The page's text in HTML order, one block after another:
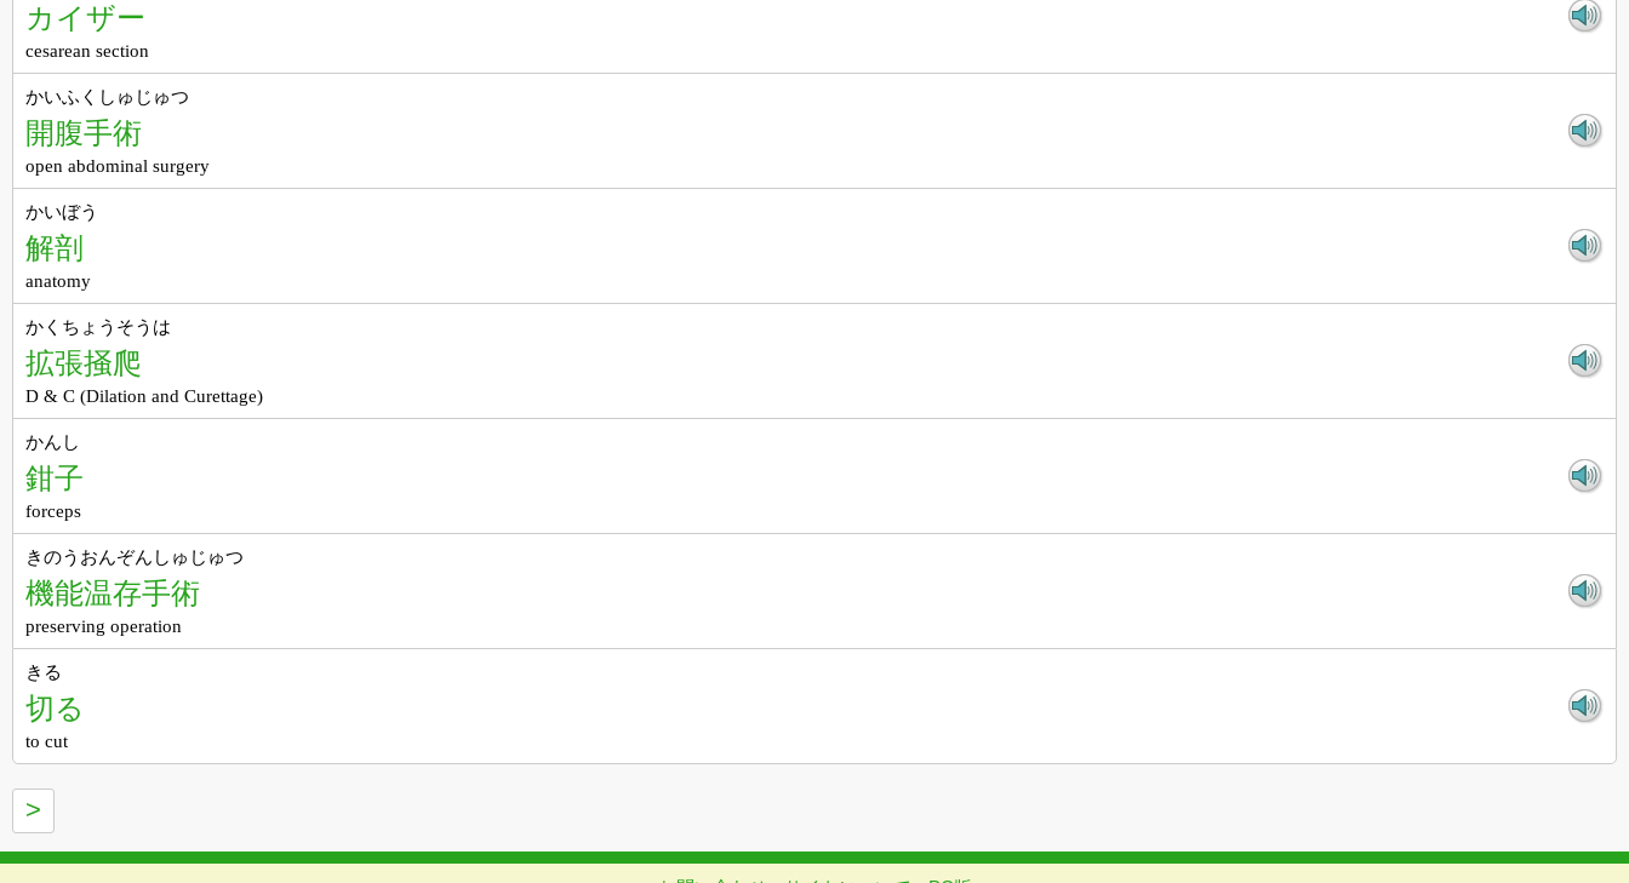
カイザー
cesarean section
かいふくしゅじゅつ
開腹手術
open abdominal surgery
かいぼう
解剖
anatomy
かくちょうそうは
拡張掻爬
D & C (Dilation and Curettage)
かんし
鉗子
forceps
きのうおんぞんしゅじゅつ
機能温存手術
preserving operation
きる
切る
to cut
>